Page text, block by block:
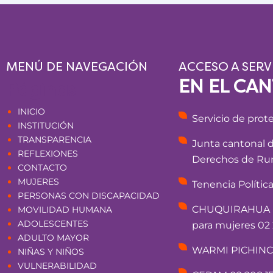
MENÚ DE NAVEGACIÓN
INICIO
INSTITUCIÓN
TRANSPARENCIA
REFLEXIONES
CONTACTO
MUJERES
PERSONAS CON DISCAPACIDAD
MOVILIDAD HUMANA
ADOLESCENTES
ADULTO MAYOR
NIÑAS Y NIÑOS
VULNERABILIDAD
ACCESO A
EN EL
Servicio de
Junta cantonal
Derechos de
Tenencia
para mujeres 02
WARMI